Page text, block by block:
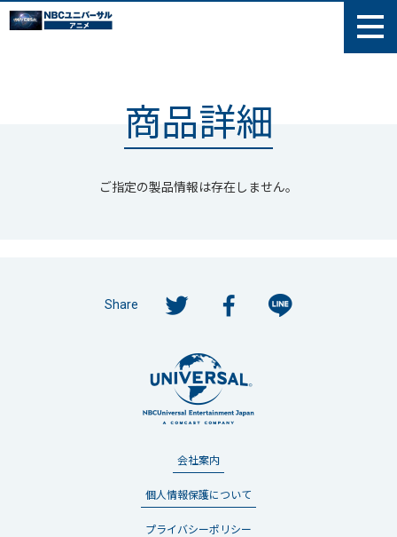
商品詳細
ご指定の製品情報は存在しません。
Share
会社案内
個人情報保護について
プライバシーポリシー